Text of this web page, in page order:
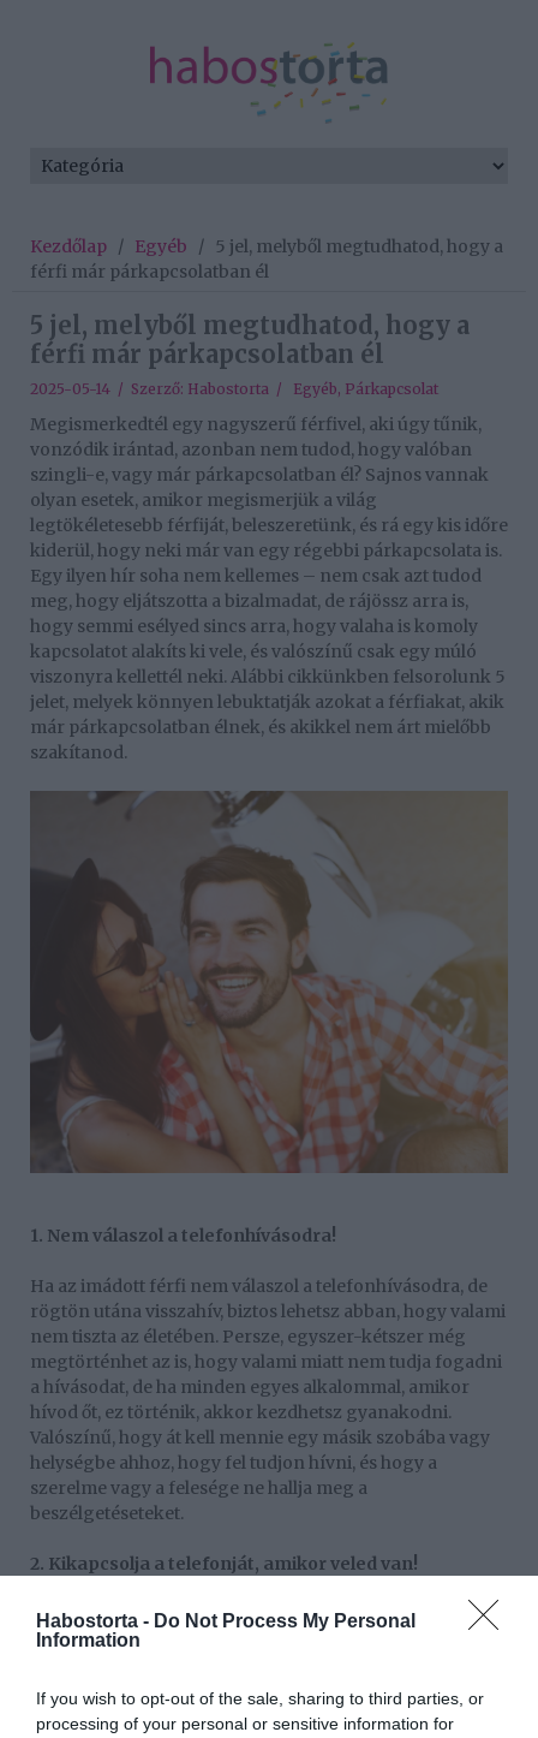
Habostorta - Do Not Process My Personal
Information
If you wish to opt-out of the sale, sharing to third parties, or
processing of your personal or sensitive information for
Kezdőlap / Egyéb /
5 jel, melyből megtudhatod, hogy a
férfi már párkapcsolatban él
5 jel, melyből megtudhatod, hogy a
férfi már párkapcsolatban él
2025-05-14 / Szerző: Habostorta / Egyéb, Párkapcsolat
Megismerkedtél egy nagyszerű férfivel, aki úgy tűnik,
vonzódik irántad, azonban nem tudod, hogy valóban
szingli-e, vagy már párkapcsolatban él? Sajnos vannak
olyan esetek, amikor megismerjük a világ
legtökéletesebb férfiját, beleszeretünk, és rá egy kis időre
kiderül, hogy neki már van egy régebbi párkapcsolata is.
Egy ilyen hír soha nem kellemes – nem csak azt tudod
meg, hogy eljátszotta a bizalmadat, de rájössz arra is,
hogy semmi esélyed sincs arra, hogy valaha is komoly
kapcsolatot alakíts ki vele, és valószínű csak egy múló
viszonyra kellettél neki. Alábbi cikkünkben felsorolunk 5
jelet, melyek könnyen lebuktatják azokat a férfiakat, akik
már párkapcsolatban élnek, és akikkel nem árt mielőbb
szakítanod.
1. Nem válaszol a telefonhívásodra!
Ha az imádott férfi nem válaszol a telefonhívásodra, de
rögtön utána visszahív, biztos lehetsz abban, hogy valami
nem tiszta az életében. Persze, egyszer-kétszer még
megtörténhet az is, hogy valami miatt nem tudja fogadni
a hívásodat, de ha minden egyes alkalommal, amikor
hívod őt, ez történik, akkor kezdhetsz gyanakodni.
Valószínű, hogy át kell mennie egy másik szobába vagy
helységbe ahhoz, hogy fel tudjon hívni, és hogy a
szerelme vagy a felesége ne hallja meg a
beszélgetéseteket.
2. Kikapcsolja a telefonját, amikor veled van!
Ha a férfi kikapcsolja a telefonját, amikor veled van,
valószínű azért teszi, mert nem szeretné, ha a párja, vagy
3. Nem ismered a barátait és családját!